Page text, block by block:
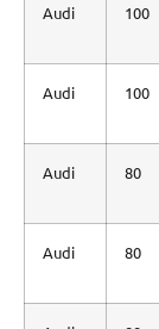
Audi 100
Audi 100
Audi 80
Audi 80